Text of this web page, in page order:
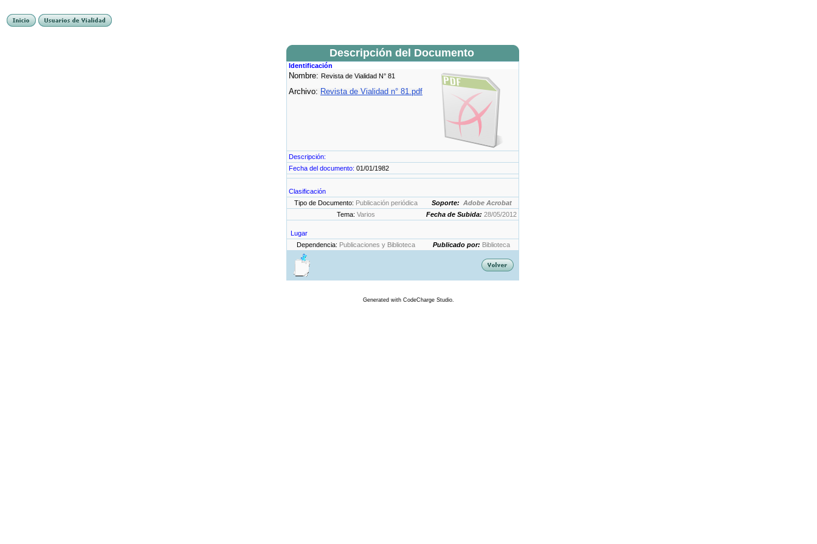
Descripción del Documento
Identificación
Nombre: Revista de Vialidad N° 81
Archivo: Revista de Vialidad n° 81.pdf
Descripción:
Fecha del documento: 01/01/1982
Clasificación
Tipo de Documento: Publicación periódica Soporte: Adobe Acrobat
Tema: Varios Fecha de Subida: 28/05/2012
Lugar
Dependencia: Publicaciones y Biblioteca Publicado por: Biblioteca
Generated with CodeCharge Studio.